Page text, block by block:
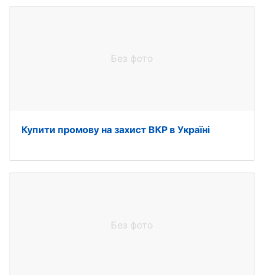
Без фото
Купити промову на захист ВКР в Україні
Без фото